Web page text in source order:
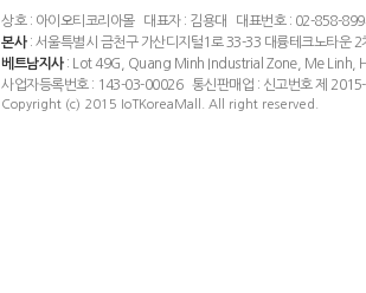
상호 : 아이오티코리아몰 대표자 : 김용대 대표번호 : 02-858-
본사: 서울특별시 금천구 가산디지털1로 33-33 대륭테크노타운
베트남지사: Lot 49G, Quang Minh Industrial Zone, Me Linh,
사업자등록번호 : 143-03-00026 통신판매업 : 신고번호 제
Copyright (c) 2015 IoTKoreaMall. All right reserved.